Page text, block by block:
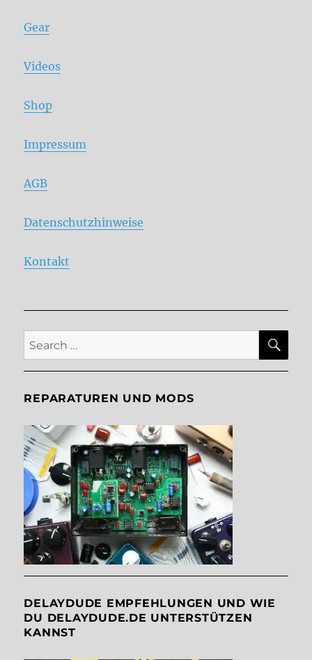
Gear
Videos
Shop
Impressum
AGB
Datenschutzhinweise
Kontakt
Search
for:
REPARATUREN UND MODS
DELAYDUDE EMPFEHLUNGEN UND WIE
DU DELAYDUDE.DE UNTERSTÜTZEN
KANNST